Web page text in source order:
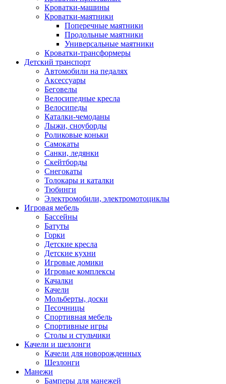
Кроватки-машины
Кроватки-маятники
Поперечные маятники
Продольные маятники
Универсальные маятники
Кроватки-трансформеры
Детский транспорт
Автомобили на педалях
Аксессуары
Беговелы
Велосипедные кресла
Велосипеды
Каталки-чемоданы
Лыжи, сноуборды
Роликовые коньки
Самокаты
Санки, ледянки
Скейтборды
Снегокаты
Толокары и каталки
Тюбинги
Электромобили, электромотоциклы
Игровая мебель
Бассейны
Батуты
Горки
Детские кресла
Детские кухни
Игровые домики
Игровые комплексы
Качалки
Качели
Мольберты, доски
Песочницы
Спортивная мебель
Спортивные игры
Столы и стульчики
Качели и шезлонги
Качели для новорожденных
Шезлонги
Манежи
Бамперы для манежей